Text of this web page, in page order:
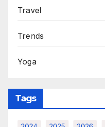
Travel
Trends
Yoga
Tags